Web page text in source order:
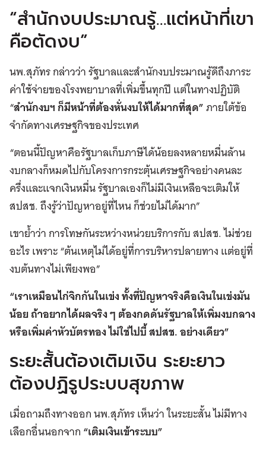
“สำนักงบประมาณรู้…แต่หน้าที่เขา
คือตัดงบ”
นพ.สุภัทร กล่าวว่า รัฐบาลและสำนักงบประมาณรู้ดีถึงภาระ
ค่าใช้จ่ายของโรงพยาบาลที่เพิ่มขึ้นทุกปี แต่ในทางปฏิบัติ
“สำนักงบฯ ก็มีหน้าที่ต้องหั่นงบให้ได้มากที่สุด”ภายใต้ข้อ
จำกัดทางเศรษฐกิจของประเทศ
“ตอนนี้ปัญหาคือรัฐบาลเก็บภาษีได้น้อยลงหลายหมื่นล้าน
งบกลางก็หมดไปกับโครงการกระตุ้นเศรษฐกิจอย่างคนละ
ครึ่งและแจกเงินหมื่น รัฐบาลเองก็ไม่มีเงินเหลือจะเติมให้
สปสช. ถึงรู้ว่าปัญหาอยู่ที่ไหน ก็ช่วยไม่ได้มาก”
เขาย้ำว่า การโทษกันระหว่างหน่วยบริการกับ สปสช. ไม่ช่วย
อะไร เพราะ “ต้นเหตุไม่ได้อยู่ที่การบริหารปลายทาง แต่อยู่ที่
งบต้นทางไม่เพียงพอ”
“เราเหมือนไก่จิกกันในเข่ง ทั้งที่ปัญหาจริงคือเงินในเข่งมัน
น้อย ถ้าอยากได้ผลจริง ๆ ต้องกดดันรัฐบาลให้เพิ่มงบกลาง
หรือเพิ่มค่าหัวบัตรทอง ไม่ใช่ไปบี้ สปสช. อย่างเดียว”
ระยะสั้นต้องเติมเงิน ระยะยาว
ต้องปฏิรูประบบสุขภาพ
เมื่อถามถึงทางออก นพ.สุภัทร เห็นว่า ในระยะสั้น ไม่มีทาง
เลือกอื่นนอกจาก“เติมเงินเข้าระบบ”